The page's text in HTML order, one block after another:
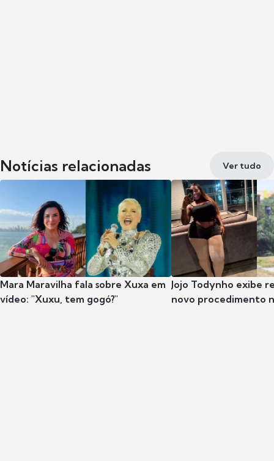
Notícias relacionadas Ver tudo
Mara Maravilha fala sobre Xuxa em
vídeo: "Xuxu, tem gogó?"
Jojo Todynho exibe
novo procedimento